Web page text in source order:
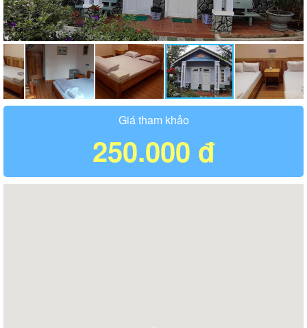
Giá tham khảo
250.000 đ